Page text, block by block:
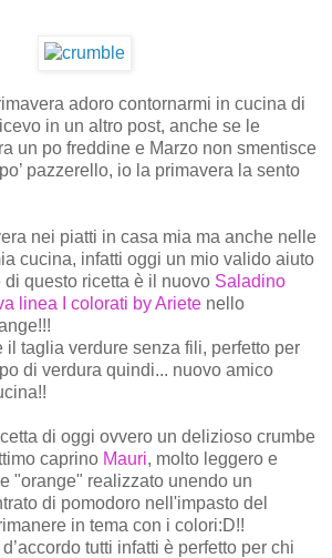
adoro contornarmi in cucina di
in un altro post, anche se le
un po freddine e Marzo non smentisce
pazzerello, io la primavera la sento
nei piatti in casa mia ma anche nelle
cucina, infatti oggi un mio valido aiuto
questo ricetta è il nuovo Saladino
linea I colorati by Ariete nello
il taglia verdure senza fili, perfetto per
di verdura quindi... nuovo amico
di oggi ovvero un delizioso crumbe
caprino Mauri, molto leggero e
"orange" realizzato unendo un
di pomodoro nell'impasto del
in tema con i colori:D!!
tutti infatti è perfetto per chi